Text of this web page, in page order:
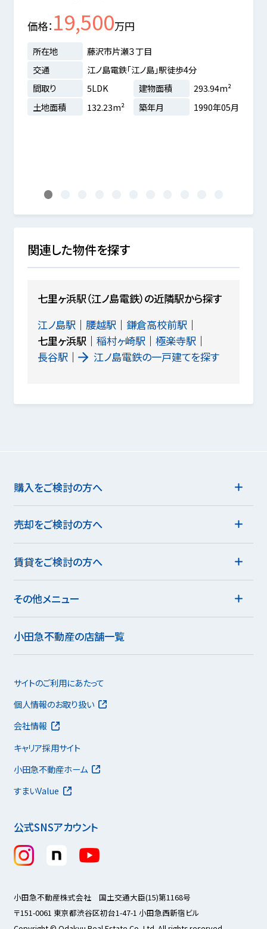
価格 19,500万円
所在地
藤沢市片瀬３丁目
交通
江ノ島電鉄「江ノ島」駅徒歩4分
間取り
5LDK 建物面積
293.94m²
土地面積
132.23m² 築年月 1990年05月
1
関連した物件を探す
七里ヶ浜駅（江ノ島電鉄）の近隣駅から探す
江ノ島駅
腰越駅
鎌倉高校前駅
七里ヶ浜駅
稲村ヶ崎駅
極楽寺駅
長谷駅
江ノ島電鉄の一戸建てを探す
購入をご検討の方へ
売却をご検討の方へ
賃貸をご検討の方へ
その他メニュー
小田急不動産の店舗一覧
公式SNSアカウント
サイトのご利用にあたって
個人情報のお取り扱い
会社情報
キャリア採用サイト
小田急不動産ホーム
すまいValue
小田急不動産株式会社 国土交通大臣(15)第1168号
〒151-0061 東京都渋谷区初台1-47-1 小田急西新宿ビル